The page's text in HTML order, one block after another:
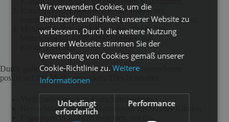
Kundenkommunikation: Direkter Dialog mit
betroffenen Kunden, um Vertrauen zurückzugewinnen.
Monitoring: Beaufsichtigung der öffentlichen
Kundenfeedback.
Durch gezielte Content-Strategien können Unternehmen
positiv auf ihre Marke einwirken. Dies beinhaltet:
Veröffentlichung von Fortschrittsberichten
Hervorheben positiver Testimonials zufriedener Kunden
Wir verwenden Cookies, um die
Benutzerfreundlichkeit unserer Website zu
verbessern. Durch die weitere Nutzung
unserer Webseite stimmen Sie der
Verwendung von Cookies gemäß unserer
Cookie-Richtlinie zu.Weitere
Informationen
Unbedingt
erforderlich
Performance